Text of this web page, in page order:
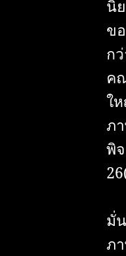
นิ
ข
ก
ค
ใ
ภ
พิ
มั่
ภ